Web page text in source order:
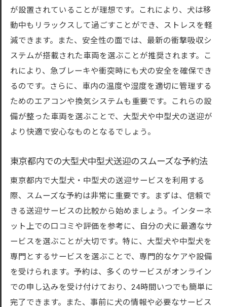
が設置されていることが理想です。これにより、犬は移
動中もリラックスして過ごすことができ、ストレスを軽
減できます。また、安全性の面では、最新の衝撃吸収シ
ステムが搭載された車両を選ぶことが推奨されます。こ
れにより、急ブレーキや衝突時にも犬の安全を確保でき
るのです。さらに、車内の温度や湿度を適切に管理する
ためのエアコンや換気システムも重要です。これらの設
備が整った車両を選ぶことで、大型犬や中型犬の送迎が
より快適で安心なものとなるでしょう。
東京都内での大型犬中型犬送迎のスムーズな予約法
東京都内で大型犬・中型犬の送迎サービスを利用する
際、スムーズな予約は非常に重要です。まずは、信頼で
きる送迎サービスの比較から始めましょう。インターネ
ット上での口コミや評価を参考に、自分の犬に最適なサ
ービスを選ぶことが大切です。特に、大型犬や中型犬を
専門とするサービスを選ぶことで、専門的なケアや設備
を受けられます。予約は、多くのサービスがオンライン
での申し込みを受け付けており、24時間いつでも簡単に
完了できます。また、事前に犬の情報や必要なサービス